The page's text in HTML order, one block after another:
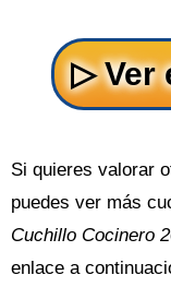
Si quieres valorar
puedes ver más
Cuchillo Cocinero
enlace a